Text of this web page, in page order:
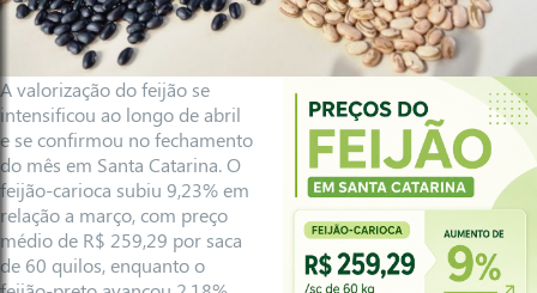
A valorização do feijão se
intensificou ao longo de abril
e se confirmou no fechamento
do mês em Santa Catarina. O
feijão-carioca subiu 9,23% em
relação a março, com preço
médio de R$ 259,29 por saca
de 60 quilos, enquanto o